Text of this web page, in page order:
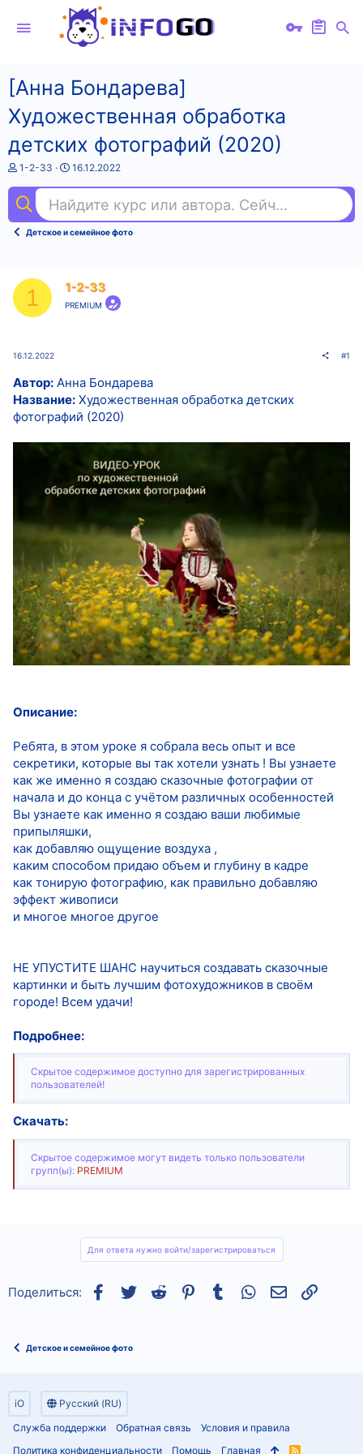
[Анна Бондарева]
Художественная обработка
детских фотографий (2020)
А
т
о
т
1-2-33
Д
а
н
а
а
16.12.2022
Найдите курс или автора. Сейчас ищут
Детское и семейное фото
1 1-2-33
PREMIUM
16.12.2022 #1
Автор: Анна Бондарева
Название: Художественная обработка детских
фотографий (2020)
Описание:
Ребята, в этом уроке я собрала весь опыт и все
секретики, которые вы так хотели узнать ! Вы узнаете
как же именно я создаю сказочные фотографии от
начала и до конца с учётом различных особенностей
Вы узнаете как именно я создаю ваши любимые
припыляшки,
как добавляю ощущение воздуха ,
каким способом придаю объем и глубину в кадре
как тонирую фотографию, как правильно добавляю
эффект живописи
и многое многое другое
НЕ УПУСТИТЕ ШАНС научиться создавать сказочные
картинки и быть лучшим фотохудожников в своём
городе! Всем удачи!
Подробнее:
Скрытое содержимое доступно для зарегистрированных
пользователей!
Скачать:
Скрытое содержимое могут видеть только пользователи
групп(ы): PREMIUM
Для ответа нужно войти/зарегистрироваться
Поделиться: Facebook
TwitterReddit Pinterest
Tumblr WhatsAppСсылка
Детское и семейное фото
iO
Русский (RU)
Служба поддержки
Обратная связь
Условия и правила
Политика конфиденциальности
Помощь Главная R